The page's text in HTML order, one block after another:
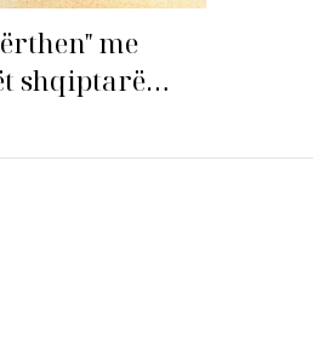
me
shqiptarë